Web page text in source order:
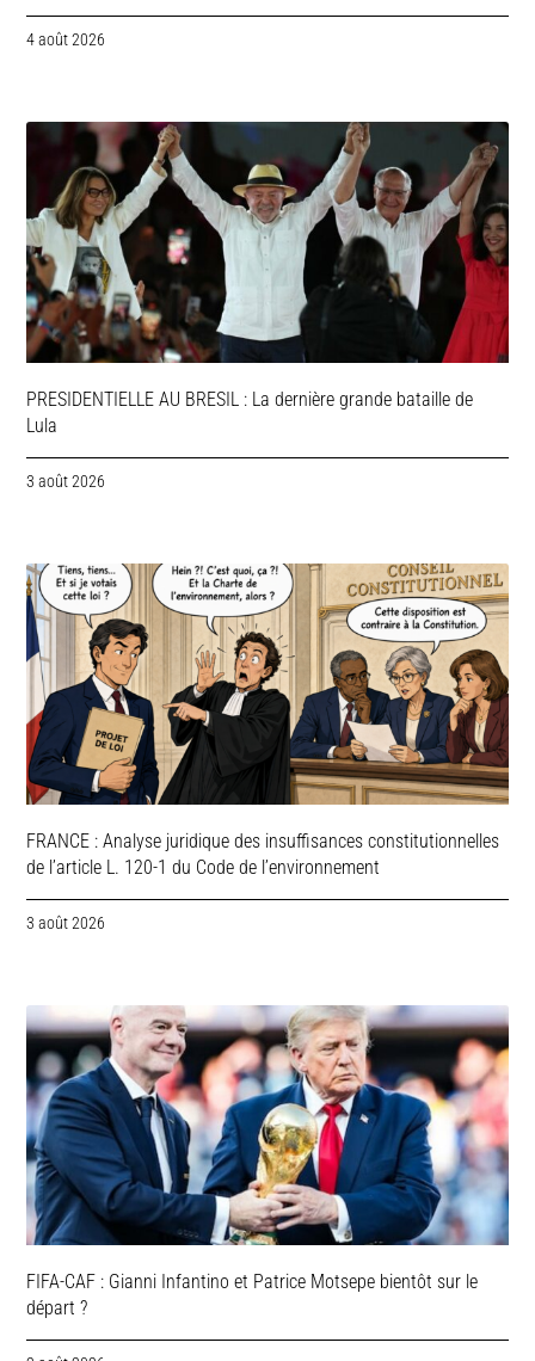
4 août 2026
PRESIDENTIELLE AU BRESIL : La dernière grande bataille de
Lula
3 août 2026
FRANCE : Analyse juridique des insuffisances constitutionnelles
de l’article L. 120-1 du Code de l’environnement
3 août 2026
FIFA-CAF : Gianni Infantino et Patrice Motsepe bientôt sur le
départ ?